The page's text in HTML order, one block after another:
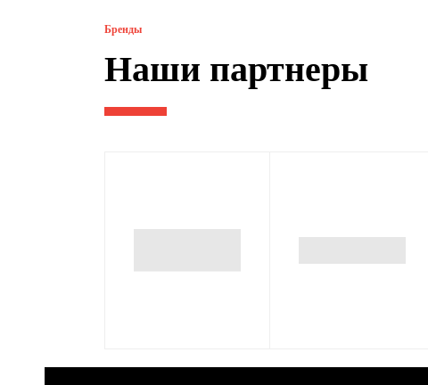
Бренды
Наши партнеры